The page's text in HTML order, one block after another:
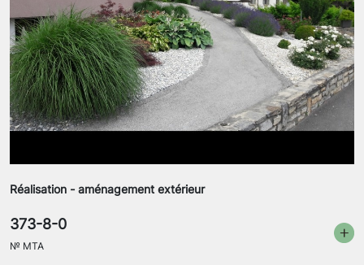
Réalisation - aménagement extérieur
373-8-0
№ MTA